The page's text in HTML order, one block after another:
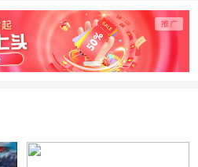
迪丽呼玛尔等（字
幕版）
（字